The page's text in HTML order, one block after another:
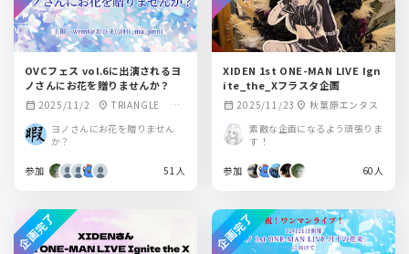
OVCフェス vol.6に出演されるヨ
ノさんにお花を贈りませんか？
calendar_month 2025/11/2 location_on TRIANGLE So
OT LIP Subcul B
ヨノさんにお花を贈りません
か？
参加 51人
XIDEN 1st ONE-MAN LIVE Ign
ite_the_Xフラスタ企画
calendar_month 2025/11/23 location_on 秋葉原エンタス
素敵な企画になるよう頑張りま
す！
参加 60人
企画完了 企画完了